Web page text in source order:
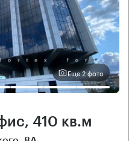
Еще 2 фото
410 кв.м